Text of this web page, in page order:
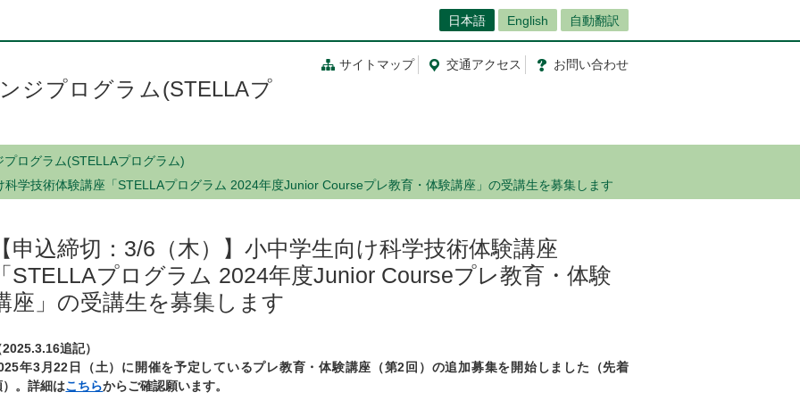
日本語 English 自動翻訳
サイトマップ 交通アクセス お問い合わせ
ジプログラム(STELLAプ
ログラム(STELLAプログラム)
学技術体験講座「STELLAプログラム 2024年度Junior Courseプレ教育・体験講座」の受講生を募集します
申込締切：3/6（木）】小中学生向け科学技術体験講座
STELLAプログラム 2024年度Junior Courseプレ教育・体験
座」の受講生を募集します
2025.3.16追記）
年3月22日（土）に開催を予定しているプレ教育・体験講座（第2回）の追加募集を開始しました（先着
）。詳細はこちらからご確認願います。